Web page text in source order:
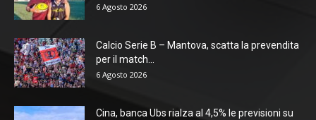
6 Agosto 2026
Calcio Serie B – Mantova, scatta la prevendita
per il match...
6 Agosto 2026
Cina, banca Ubs rialza al 4,5% le previsioni su